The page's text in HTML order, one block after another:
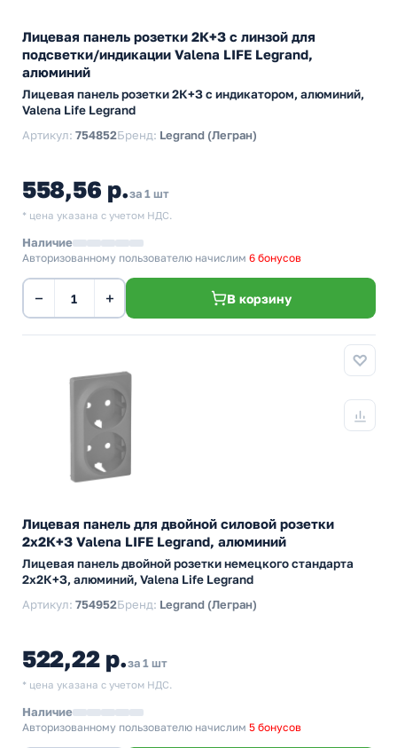
Лицевая панель розетки 2К+З c линзой для
подсветки/индикации Valena LIFE Legrand,
алюминий
Лицевая панель розетки 2К+З с индикатором, алюминий,
Valena Life Legrand
Артикул: 754852Бренд: Legrand (Легран)
558,56 р.за 1 шт
* цена указана с учетом НДС.
Наличие
Авторизованному пользователю начислим 6 бонусов
− + В корзину
Лицевая панель для двойной силовой розетки
2х2К+З Valena LIFE Legrand, алюминий
Лицевая панель двойной розетки немецкого стандарта
2х2К+З, алюминий, Valena Life Legrand
Артикул: 754952Бренд: Legrand (Легран)
522,22 р.за 1 шт
* цена указана с учетом НДС.
Наличие
Авторизованному пользователю начислим 5 бонусов